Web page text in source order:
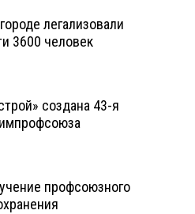
легализовали
3600 человек
создана 43-я
профсоюзного